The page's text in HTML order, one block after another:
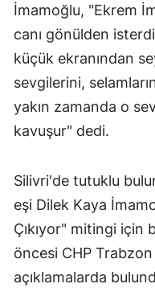
İmamoğlu, "Ekrem
canı gönülden
küçük ekranından
sevgilerini,
yakın zamanda o
kavuşur" dedi.
Silivri'de tutuklu
eşi Dilek Kaya
Çıkıyor" mitingi
öncesi CHP Trabzon
açıklamalarda